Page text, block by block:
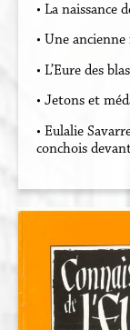
• La naissance
• Une
• L’Eure des
• Jetons et
• Eulalie
conchois